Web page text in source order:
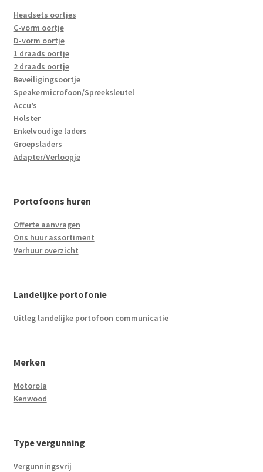
Headsets oortjes
C-vorm oortje
D-vorm oortje
1 draads oortje
2 draads oortje
Beveiligingsoortje
Speakermicrofoon/Spreeksleutel
Accu’s
Holster
Enkelvoudige laders
Groepsladers
Adapter/Verloopje
Portofoons huren
Offerte aanvragen
Ons huur assortiment
Verhuur overzicht
Landelijke portofonie
Uitleg landelijke portofoon communicatie
Merken
Motorola
Kenwood
Type vergunning
Vergunningsvrij